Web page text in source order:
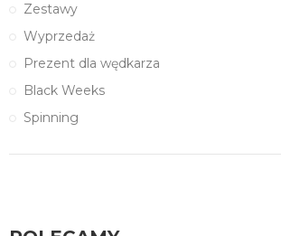
Zestawy
Wyprzedaż
Prezent dla wędkarza
Black Weeks
Spinning